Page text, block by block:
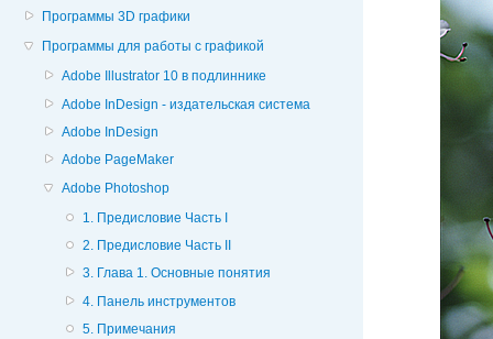
Программы 3D графики
Программы для работы с графикой
Adobe Illustrator 10 в подлиннике
Adobe InDesign - издательская система
Adobe InDesign
Adobe PageMaker
Adobe Photoshop
1. Предисловие Часть I
2. Предисловие Часть II
3. Глава 1. Основные понятия
4. Панель инструментов
5. Примечания